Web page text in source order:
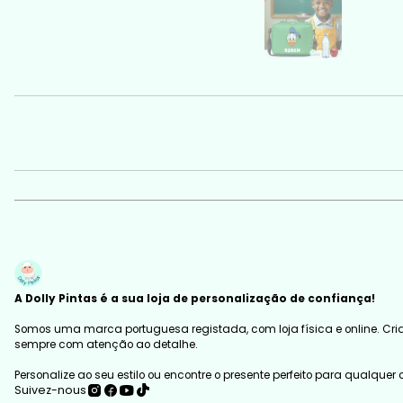
A Dolly Pintas é a sua loja de personalização de confiança!
Somos uma marca portuguesa registada, com loja física e online.
sempre com atenção ao detalhe.
Personalize ao seu estilo ou encontre o presente perfeito para qualquer
Suivez-nous